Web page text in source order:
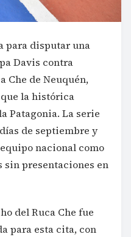
para disputar una
Davis contra
Che de Neuquén,
la histórica
Patagonia. La serie
de septiembre y
nacional como
sin presentaciones en
del Ruca Che fue
para esta cita, con